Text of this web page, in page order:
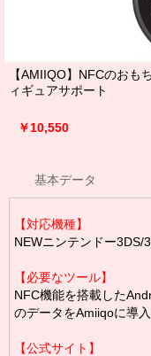
【AMIIQO】NFCのおも
ィギュアサポート
￥10,550
基本データ
【対応機種】
NEWニンテンドー3DS/
【必要なツール】
NFC機能を搭載した
のデータをAmiiqoに導入
【公式サイト】